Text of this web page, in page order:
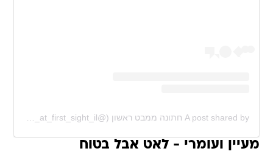
A post shared by חתונה ממבט ראשון (@married_at_first_sight_il)
מעיין ועומרי - לאט אבל בטוח